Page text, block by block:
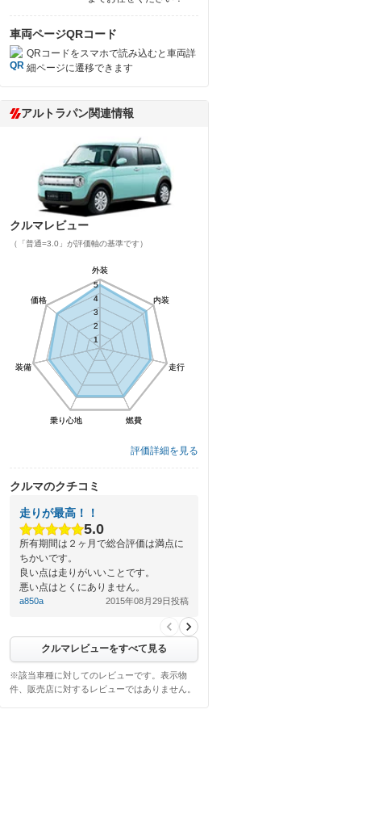
車両ページQRコード
QRコードをスマホで読み込むと車両詳
細ページに遷移できます
アルトラパン関連情報
クルマレビュー
（「普通=3.0」が評価軸の基準です）
外装
内装
走行
燃費
乗り心地
装備
価格
1
2
3
4
5
外装
内装
走行
燃費
乗り心地
装備
価格
1
2
3
4
5
評価詳細を見る
クルマのクチコミ
走りが最高！！
5.0
所有期間は２ヶ月で総合評価は満点に
ちかいです。
良い点は走りがいいことです。
悪い点はとくにありません。
a850a 2015年08月29日投稿
クルマレビューをすべて見る
※該当車種に対してのレビューです。表示物
件、販売店に対するレビューではありません。